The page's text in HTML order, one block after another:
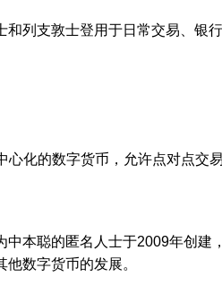
和列支敦士登用于日常交易、银
心化的数字货币，允许点对点交
中本聪的匿名人士于2009年创
数字货币的发展。